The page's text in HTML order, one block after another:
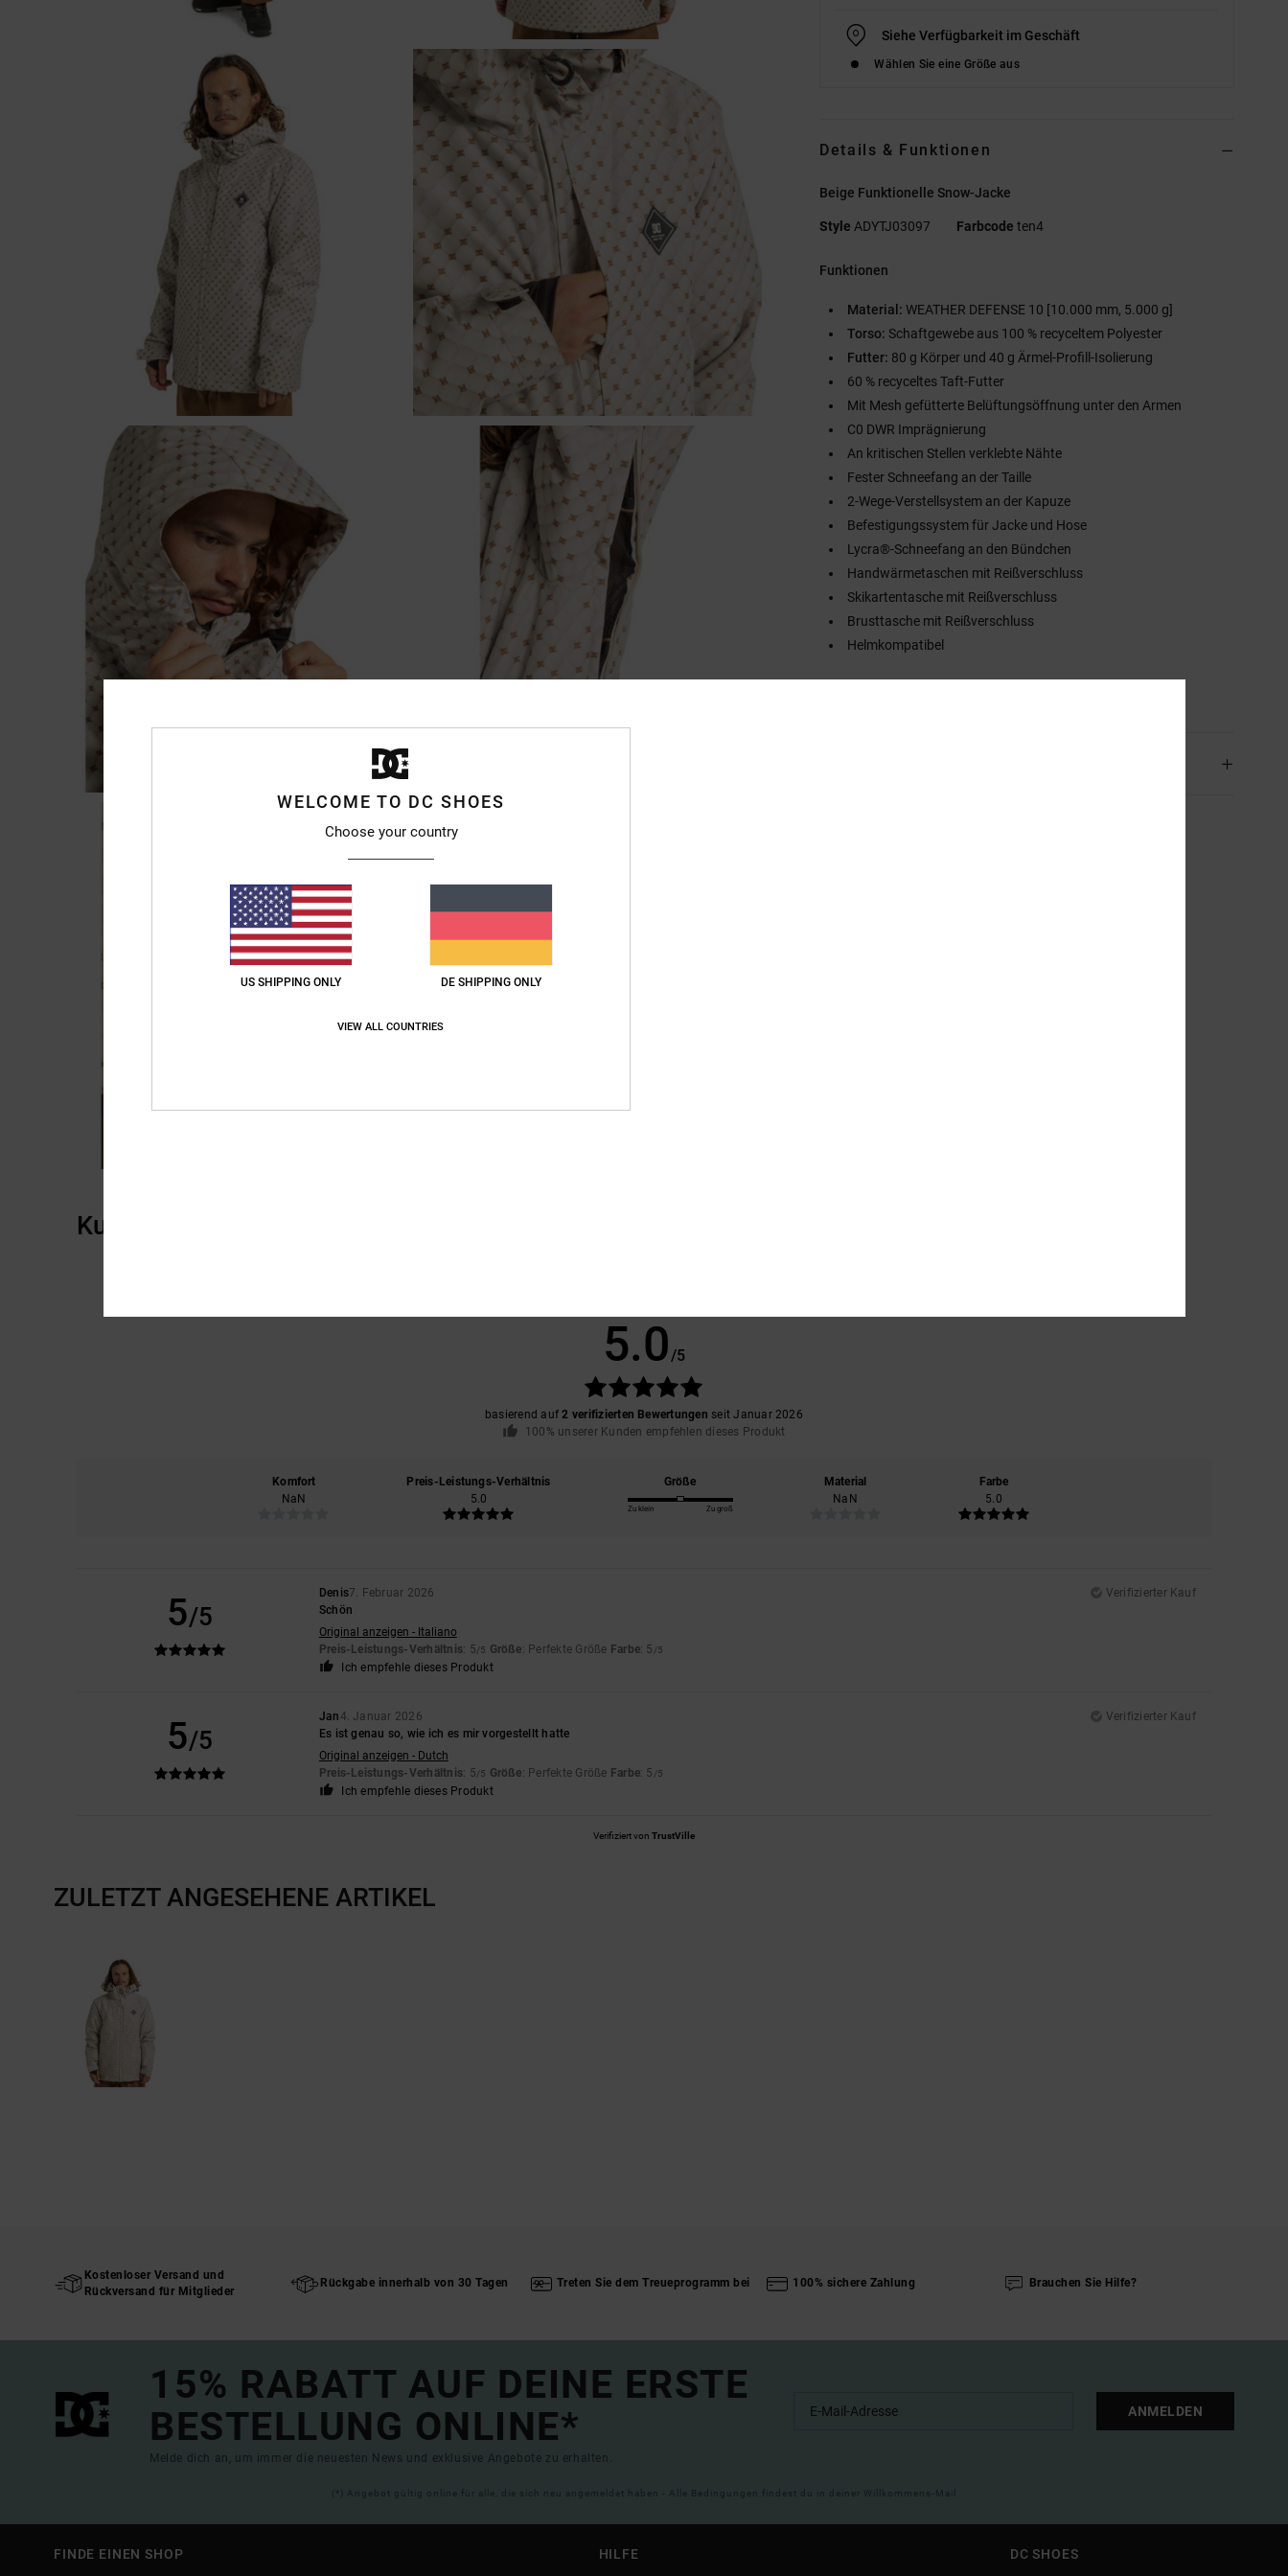
Siehe Verfügbarkeit im Geschäft
Wählen Sie eine Größe aus
Details & Funktionen
Beige Funktionelle Snow-Jacke
Style ADYTJ03097 Farbcode ten4
Funktionen
Material: WEATHER DEFENSE 10 [10.000 mm, 5.000 g]
Torso: Schaftgewebe aus 100 % recyceltem Polyester
Futter: 80 g Körper und 40 g Ärmel-Profill-Isolierung
60 % recyceltes Taft-Futter
Mit Mesh gefütterte Belüftungsöffnung unter den Armen
C0 DWR Imprägnierung
An kritischen Stellen verklebte Nähte
Fester Schneefang an der Taille
2-Wege-Verstellsystem an der Kapuze
Befestigungssystem für Jacke und Hose
Lycra®-Schneefang an den Bündchen
Handwärmetaschen mit Reißverschluss
Skikartentasche mit Reißverschluss
Brusttasche mit Reißverschluss
Helmkompatibel
Kundenbewertungen
5.0/5
basierend auf2 verifizierten Bewertungen seit Januar 2026
100% unserer Kunden empfehlen dieses Produkt
Komfort
NaN
Preis-Leistungs-Verhältnis
5.0
Größe
Zu klein Zu groß
Material
NaN
Farbe
5.0
5/5
Denis7. Februar 2026
Verifizierter Kauf
Schön
Original anzeigen - Italiano
Preis-Leistungs-Verhältnis: 5/5 Größe: Perfekte Größe Farbe: 5 /5
Ich empfehle dieses Produkt
5/5
Jan4. Januar 2026
Verifizierter Kauf
Es ist genau so, wie ich es mir vorgestellt hatte
Original anzeigen - Dutch
Preis-Leistungs-Verhältnis: 5/5 Größe: Perfekte Größe Farbe: 5 /5
Ich empfehle dieses Produkt
Verifiziert von TrustVille
ZULETZT ANGESEHENE ARTIKEL
Kostenloser Versand und
Rückversand für Mitglieder
Rückgabe innerhalb von 30 Tagen Treten Sie dem Treueprogramm bei 100% sichere Zahlung Brauchen Sie Hilfe?
15% RABATT AUF DEINE ERSTE
BESTELLUNG ONLINE*
Melde dich an, um immer die neuesten News und exklusive Angebote zu erhalten.
ANMELDEN
(*) Angebot gültig online für alle, die sich neu angemeldet haben - Alle Bedingungen findest du in deiner Willkommens-Mail
FINDE EINEN SHOP HILFE DC SHOES
WELCOME TO DC SHOES
Choose your country
US SHIPPING ONLY DE SHIPPING ONLY
VIEW ALL COUNTRIES